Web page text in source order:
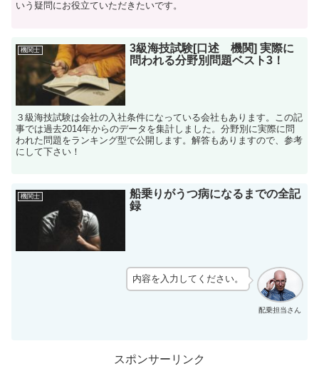
いう疑問にお役立ていただきたいです。
機関士
3級海技試験[口述 機関] 実際に
問われる分野別問題ベスト3！
３級海技試験は会社の入社条件になっている会社もあります。この記
事では過去2014年からのデータを集計しました。分野別に実際に問
われた問題をランキング型で公開します。解答もありますので、参考
にして下さい！
機関士
船乗りがうつ病になるまでの全記
録
配乗担当さん
内容を入力してください。
スポンサーリンク